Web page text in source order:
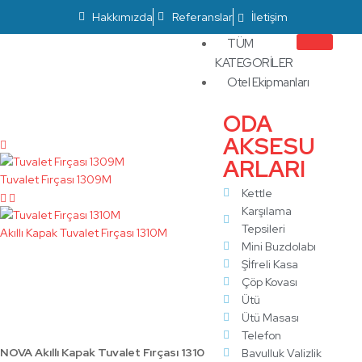
Hakkımızda Referanslar İletişim
TÜM
KATEGORİLER
Otel Ekipmanları
ODA
AKSESU
ARLARI
Kettle
Karşılama
Tepsileri
Mini Buzdolabı
Şİfreli Kasa
Çöp Kovası
Ütü
Ütü Masası
Telefon
Bavulluk Valizlik
Tuvalet Fırçası 1309M
Akıllı Kapak Tuvalet Fırçası 1310M
Akıllı Kapak Tuvalet Fırçası
NOVA Akıllı Kapak Tuvalet Fırçası 1310